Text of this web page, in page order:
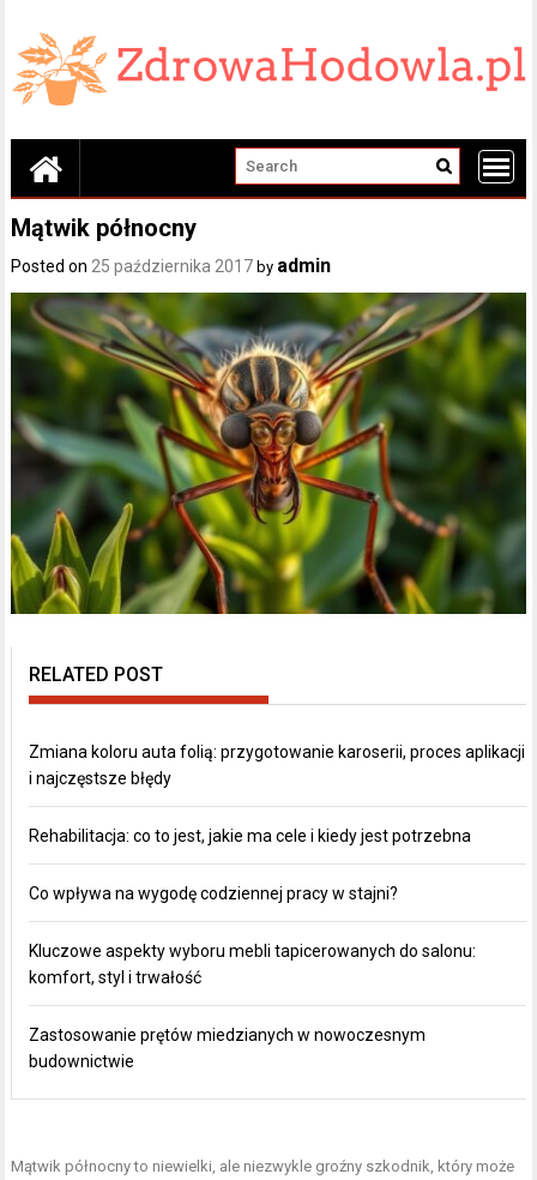
content
Mątwik północny
Posted on25 października 2017 by admin
RELATED POST
Zmiana koloru auta folią: przygotowanie karoserii, proces aplikacji
i najczęstsze błędy
Rehabilitacja: co to jest, jakie ma cele i kiedy jest potrzebna
Co wpływa na wygodę codziennej pracy w stajni?
Kluczowe aspekty wyboru mebli tapicerowanych do salonu:
komfort, styl i trwałość
Zastosowanie prętów miedzianych w nowoczesnym
budownictwie
Mątwik północny to niewielki, ale niezwykle groźny szkodnik, który może